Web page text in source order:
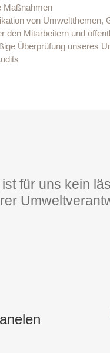
Maßnahmen
von Umweltthemen,
den Mitarbeitern und
Überprüfung unseres
für uns kein